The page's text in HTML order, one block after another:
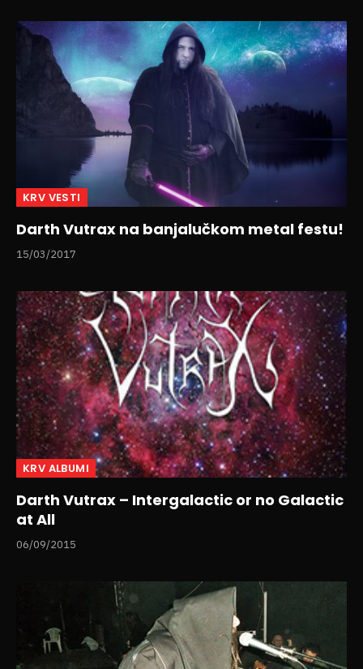
KRV VESTI
Darth Vutrax na banjalučkom metal festu!
15/03/2017
KRV ALBUMI
Darth Vutrax – Intergalactic or no Galactic
at All
06/09/2015